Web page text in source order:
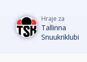
Hraje za
Tallinna
Snuukriklubi